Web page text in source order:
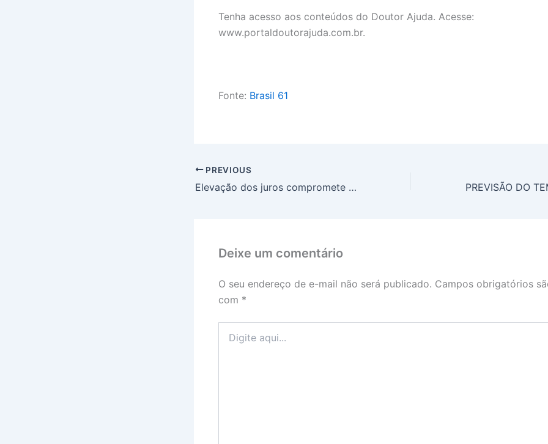
Tenha acesso aos conteúdos do Doutor Ajuda. Acesse:
www.portaldoutorajuda.com.br.
Fonte: Brasil 61
PREVIOUS
Elevação dos juros compromete economia do Brasil, afirma CNI
Deixe um comentário
O seu endereço de e-mail não será publicado. Campos obrigatórios
com *
aqui...